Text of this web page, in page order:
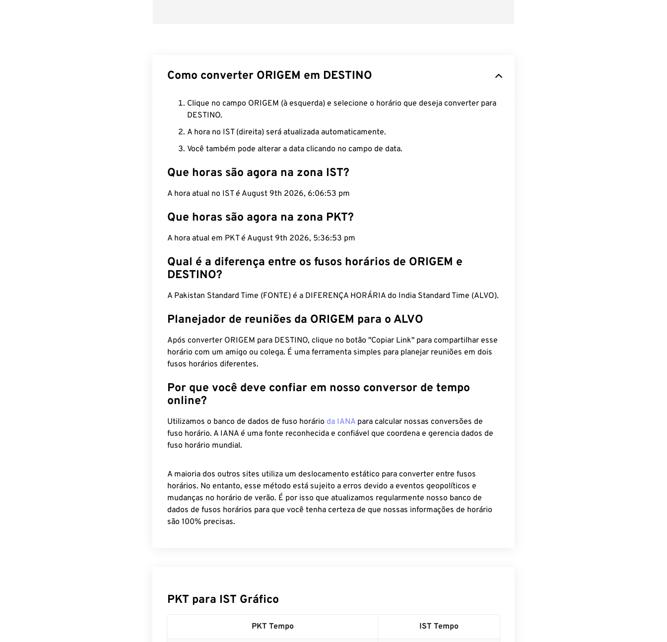
Como converter ORIGEM em DESTINO
Clique no campo ORIGEM (à esquerda) e selecione o horário que deseja converter para
DESTINO.
A hora no IST (direita) será atualizada automaticamente.
Você também pode alterar a data clicando no campo de data.
Que horas são agora na zona IST?
A hora atual no IST é August 9th 2026, 6:06:54 pm
Que horas são agora na zona PKT?
A hora atual em PKT é August 9th 2026, 5:36:54 pm
Qual é a diferença entre os fusos horários de ORIGEM e
DESTINO?
A Pakistan Standard Time (FONTE) é a DIFERENÇA HORÁRIA do India Standard Time (ALVO).
Planejador de reuniões da ORIGEM para o ALVO
Após converter ORIGEM para DESTINO, clique no botão "Copiar Link" para compartilhar esse
horário com um amigo ou colega. É uma ferramenta simples para planejar reuniões em dois
fusos horários diferentes.
Por que você deve confiar em nosso conversor de tempo
online?
Utilizamos o banco de dados de fuso horário da IANA para calcular nossas conversões de
fuso horário. A IANA é uma fonte reconhecida e confiável que coordena e gerencia dados de
fuso horário mundial.
A maioria dos outros sites utiliza um deslocamento estático para converter entre fusos
horários. No entanto, esse método está sujeito a erros devido a eventos geopolíticos e
mudanças no horário de verão. É por isso que atualizamos regularmente nosso banco de
dados de fusos horários para que você tenha certeza de que nossas informações de horário
são 100% precisas.
PKT para IST Gráfico
PKT Tempo IST Tempo